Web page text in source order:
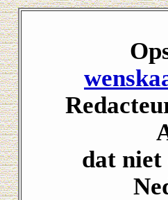
dat niet